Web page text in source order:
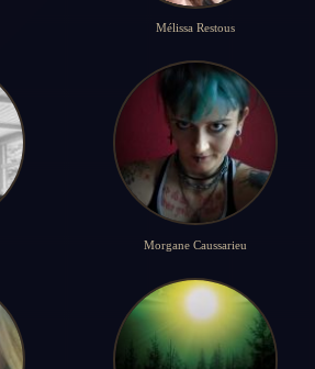
Mélissa Restous
Morgane Caussarieu